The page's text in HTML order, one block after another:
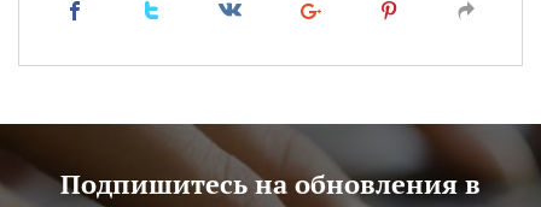
Подпишитесь на обновления в